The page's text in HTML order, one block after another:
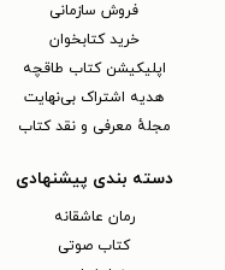
فروش سازمانی
خرید کتابخوان
اپلیکیشن کتاب طاقچه
هدیه اشتراک بی‌نهایت
مجلهٔ معرفی و نقد کتاب
دسته بندی پیشنهادی
رمان عاشقانه
کتاب‌ صوتی